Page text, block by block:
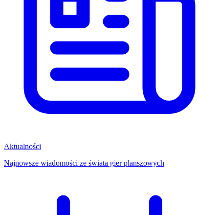
Aktualności
Najnowsze wiadomości ze świata gier planszowych